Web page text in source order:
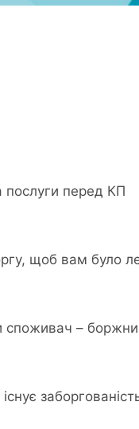
послуги перед КП
щоб вам було
споживач –